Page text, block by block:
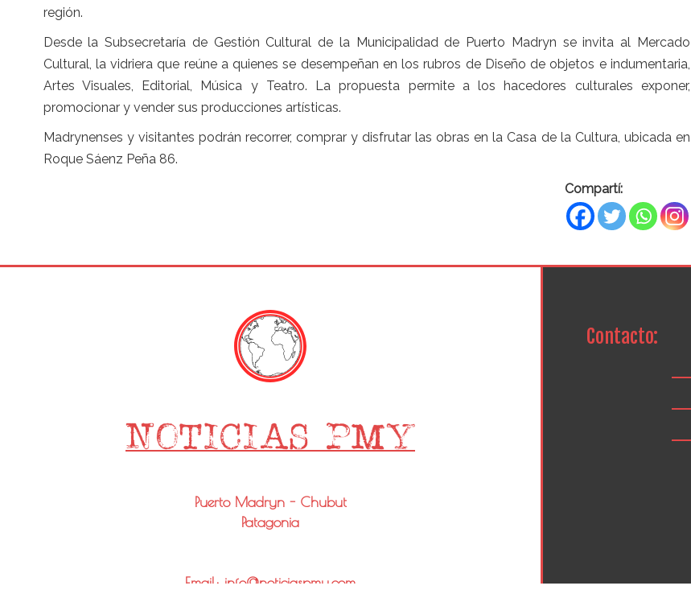
región.
Desde la Subsecretaría de Gestión Cultural de la Municipalidad de Puerto Madryn se invita al Mercado
Cultural, la vidriera que reúne a quienes se desempeñan en los rubros de Diseño de objetos e indumentaria,
Artes Visuales, Editorial, Música y Teatro. La propuesta permite a los hacedores culturales exponer,
promocionar y vender sus producciones artísticas.
Madrynenses y visitantes podrán recorrer, comprar y disfrutar las obras en la Casa de la Cultura, ubicada en
Roque Sáenz Peña 86.
Compartí:
Puerto Madryn - Chubut
Patagonia
Email: info@noticiaspmy.com
Contacto: